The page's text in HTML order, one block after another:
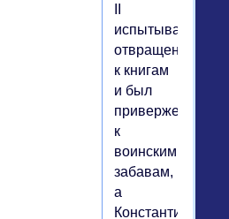
испытывал
отвращение
к книгам
и был
привержен
к
воинским
забавам,
а
Константин